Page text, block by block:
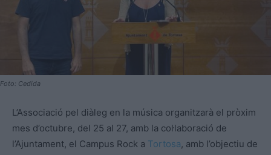
Foto: Cedida
L’Associació pel diàleg en la música organitzarà el pròxim
mes d’octubre, del 25 al 27, amb la col·laboració de
l’Ajuntament, el Campus Rock a Tortosa, amb l’objectiu de